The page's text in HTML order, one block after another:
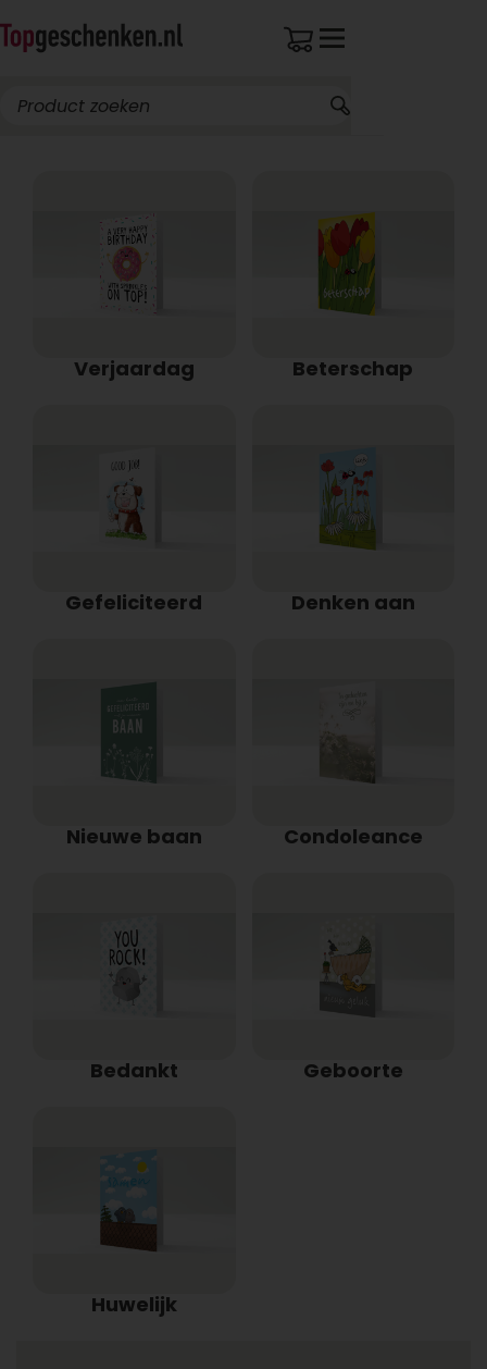
Verjaardag Beterschap
Gefeliciteerd Denken aan
Nieuwe baan Condoleance
Bedankt Geboorte
Huwelijk